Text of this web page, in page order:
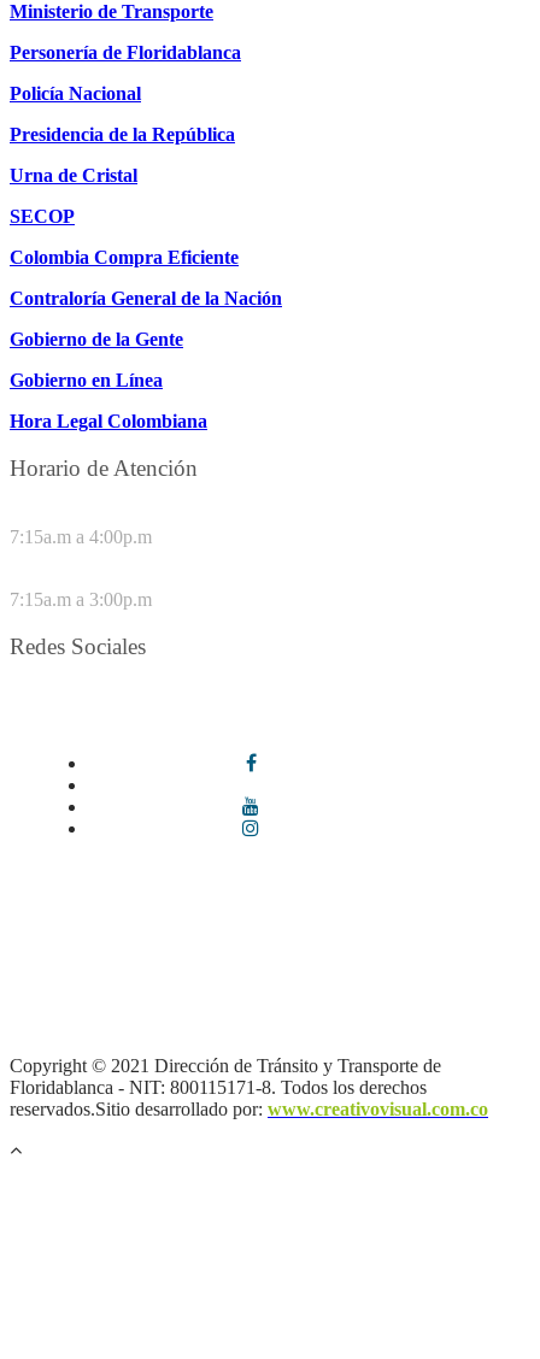
Ministerio de Transporte
Personería de Floridablanca
Policía Nacional
Presidencia de la República
Urna de Cristal
SECOP
Colombia Compra Eficiente
Contraloría General de la Nación
Gobierno de la Gente
Gobierno en Línea
Hora Legal Colombiana
Horario de Atención
7:15a.m a 4:00p.m
7:15a.m a 3:00p.m
Redes Sociales
Copyright © 2021 Dirección de Tránsito y Transporte de
Floridablanca - NIT: 800115171-8. Todos los derechos
reservados.Sitio desarrollado por: www.creativovisual.com.co